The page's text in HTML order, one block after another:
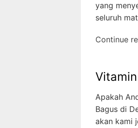
yang
seluruh
Continue
Apakah
Bagus di
akan kami